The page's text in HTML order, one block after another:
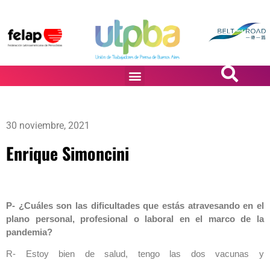
30 noviembre, 2021
Enrique Simoncini
P- ¿Cuáles son las dificultades que estás atravesando en el
plano personal, profesional o laboral en el marco de la
pandemia?
R- Estoy bien de salud, tengo las dos vacunas y